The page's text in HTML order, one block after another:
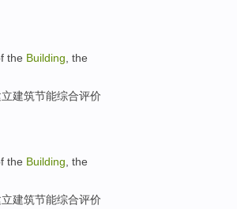
the Building, the
建筑节能综合评价
the Building , the
建筑节能综合评价